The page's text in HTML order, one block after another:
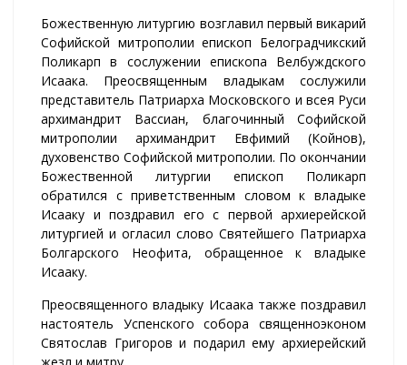
Божественную литургию возглавил первый викарий
Софийской митрополии епископ Белоградчикский
Поликарп в сослужении епископа Велбуждского
Исаака. Преосвященным владыкам сослужили
представитель Патриарха Московского и всея Руси
архимандрит Вассиан, благочинный Софийской
митрополии архимандрит Евфимий (Койнов),
духовенство Софийской митрополии. По окончании
Божественной литургии епископ Поликарп
обратился с приветственным словом к владыке
Исааку и поздравил его с первой архиерейской
литургией и огласил слово Святейшего Патриарха
Болгарского Неофита, обращенное к владыке
Исааку.
Преосвященного владыку Исаака также поздравил
настоятель Успенского собора священноэконом
Святослав Григоров и подарил ему архиерейский